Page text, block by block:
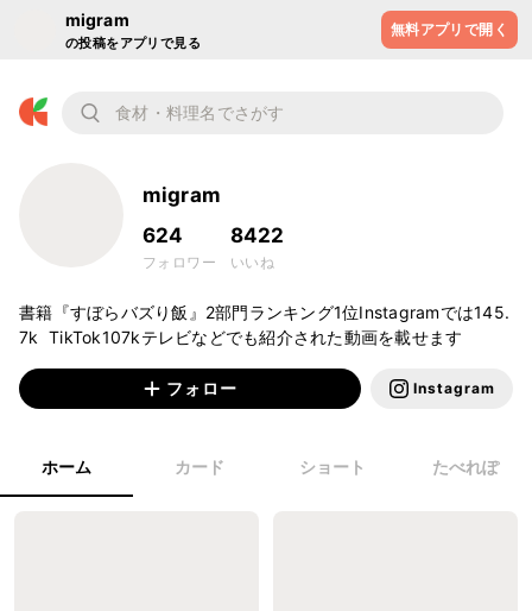
migram
の投稿をアプリで見る
無料アプリで開く
migram
624
フォロワー
8422
いいね
書籍『すぼらバズり飯』2部門ランキング1位Instagramでは145.
7k  TikTok107kテレビなどでも紹介された動画を載せます
フォロー Instagram
ホーム カード ショート たべれぽ